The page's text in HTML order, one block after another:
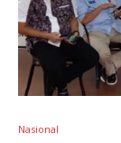
Nasional